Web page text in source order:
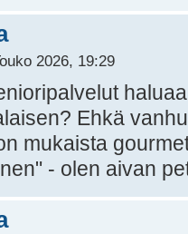
2026, 19:29
Ehkä
mukaista
- olen aivan